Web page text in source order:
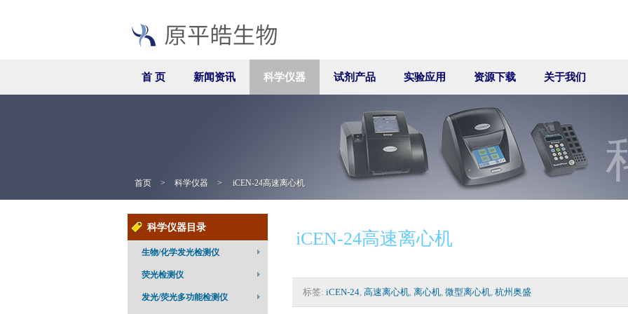
首 页 新闻资讯 科学仪器 试剂产品 实验应用 资源下载 关于我们
首页 > 科学仪器 > iCEN-24高速离心机
科学仪器目录
生物/化学发光检测仪
荧光检测仪
发光/荧光多功能检测仪
iCEN-24高速离心机
标签: iCEN-24, 高速离心机, 离心机, 微型离心机, 杭州奥盛